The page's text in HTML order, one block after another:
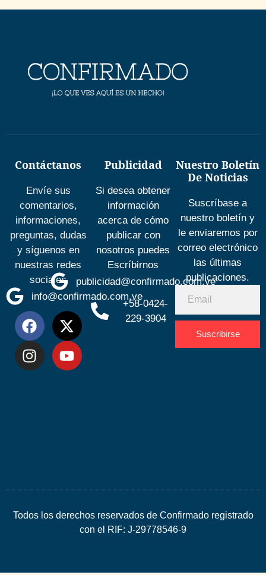
Contáctanos
Envíe sus
comentarios,
informaciones,
preguntas, dudas
y síguenos en
nuestras redes
sociales
info@confirmado.com.ve
Publicidad
Si desea obtener
información
acerca de cómo
publicar con
nosotros puedes
Escríbirnos
publicidad@confirmado.com.ve
+58-0424-
229-3904
Nuestro Boletín
De Noticias
Suscríbase a
nuestro boletín y
le enviaremos por
correo electrónico
las últimas
publicaciones.
Suscribirse
Todos los derechos reservados de Confirmado registrado
con el RIF: J-29778546-9